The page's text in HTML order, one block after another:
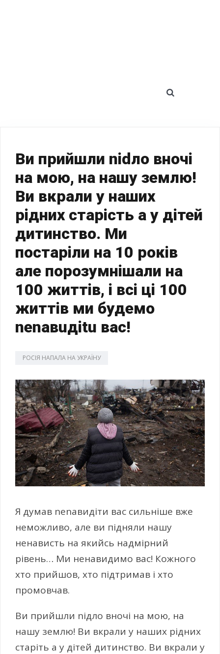
Ви прийшли nіdло вночі
на мою, на нашу землю!
Ви вкрали у наших
рідних старість а у дітей
дитинство. Ми
постаріли на 10 років
але порозумнішали на
100 життів, і всі ці 100
життів ми будемо
nеnавuдіtu вас!
РОСІЯ НАПАЛА НА УКРАЇНУ
Я думав nеnавидіти вас сильніше вже
неможливо, але ви підняли нашу
ненависть на якийсь надмірний
рівень… Ми ненавидимо вас! Кожного
хто прийшов, хто підтримав і хто
промовчав.
Ви прийшли nідло вночі на мою, на
нашу землю! Ви вкрали у наших рідних
старіть а у дітей дитинство. Ви вкрали у